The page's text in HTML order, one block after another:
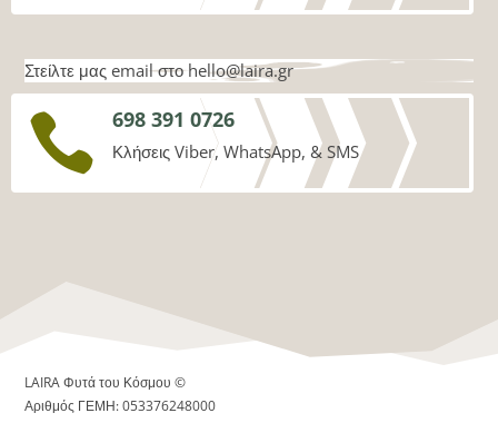
Στείλτε μας email στοhello@laira.gr
 698 391 0726
Κλήσεις Viber, WhatsApp, & SMS
LAIRA Φυτά του Κόσμου ©
Αριθμός ΓΕΜΗ: 053376248000